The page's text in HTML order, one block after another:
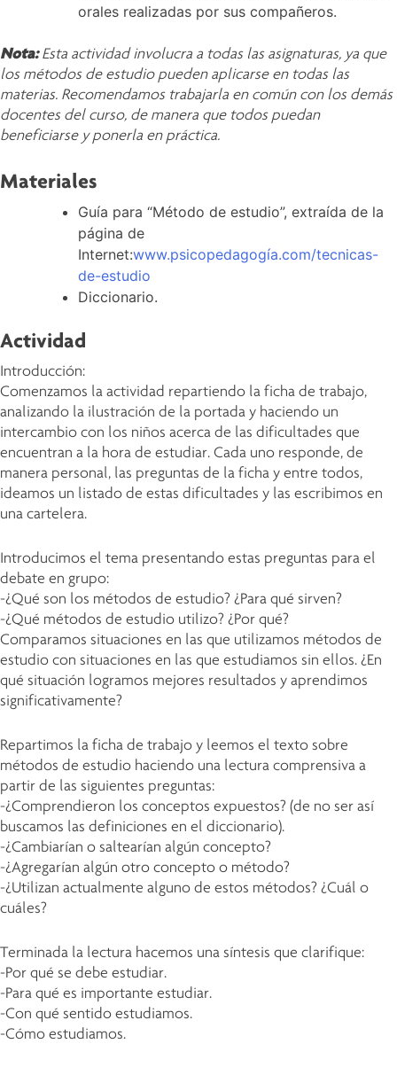
orales realizadas por sus compañeros.
Nota:Esta actividad involucra a todas las asignaturas, ya que
los métodos de estudio pueden aplicarse en todas las
materias. Recomendamos trabajarla en común con los demás
docentes del curso, de manera que todos puedan
beneficiarse y ponerla en práctica.
Materiales
Guía para “Método de estudio”, extraída de la
página de
Internet:www.psicopedagogía.com/tecnicas-
de-estudio
Diccionario.
Actividad
Introducción:
Comenzamos la actividad repartiendo la ficha de trabajo,
analizando la ilustración de la portada y haciendo un
intercambio con los niños acerca de las dificultades que
encuentran a la hora de estudiar. Cada uno responde, de
manera personal, las preguntas de la ficha y entre todos,
ideamos un listado de estas dificultades y las escribimos en
una cartelera.
Introducimos el tema presentando estas preguntas para el
debate en grupo:
-¿Qué son los métodos de estudio? ¿Para qué sirven?
-¿Qué métodos de estudio utilizo? ¿Por qué?
Comparamos situaciones en las que utilizamos métodos de
estudio con situaciones en las que estudiamos sin ellos. ¿En
qué situación logramos mejores resultados y aprendimos
significativamente?
Repartimos la ficha de trabajo y leemos el texto sobre
métodos de estudio haciendo una lectura comprensiva a
partir de las siguientes preguntas:
-¿Comprendieron los conceptos expuestos? (de no ser así
buscamos las definiciones en el diccionario).
-¿Cambiarían o saltearían algún concepto?
-¿Agregarían algún otro concepto o método?
-¿Utilizan actualmente alguno de estos métodos? ¿Cuál o
cuáles?
Terminada la lectura hacemos una síntesis que clarifique:
-Por qué se debe estudiar.
-Para qué es importante estudiar.
-Con qué sentido estudiamos.
-Cómo estudiamos.